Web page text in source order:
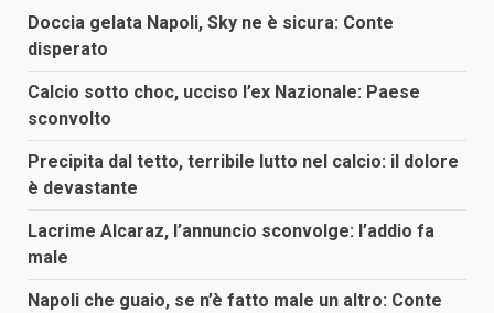
Doccia gelata Napoli, Sky ne è sicura: Conte
disperato
Calcio sotto choc, ucciso l’ex Nazionale: Paese
sconvolto
Precipita dal tetto, terribile lutto nel calcio: il dolore
è devastante
Lacrime Alcaraz, l’annuncio sconvolge: l’addio fa
male
Napoli che guaio, se n’è fatto male un altro: Conte